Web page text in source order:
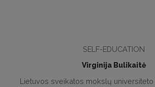
SELF-EDUCATION
Virginija Bulikaitė
Lietuvos sveikatos mokslų universiteto